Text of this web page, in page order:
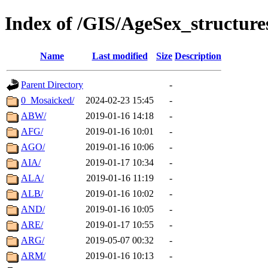
Index of /GIS/
Name Last modified Size Description
Parent Directory
-
0_Mosaicked/
2024-02-23 15:45
-
ABW/
2019-01-16 14:18
-
AFG/
2019-01-16 10:01
-
AGO/
2019-01-16 10:06
-
AIA/
2019-01-17 10:34
-
ALA/
2019-01-16 11:19
-
ALB/
2019-01-16 10:02
-
AND/
2019-01-16 10:05
-
ARE/
2019-01-17 10:55
-
ARG/
2019-05-07 00:32
-
ARM/
2019-01-16 10:13
-